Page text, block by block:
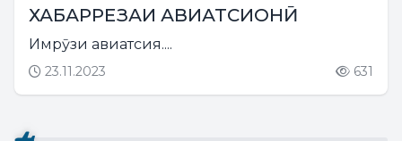
ХАБАРРЕЗАИ АВИАТСИОНӢ
Имрӯзи авиатсия....
23.11.2023 631